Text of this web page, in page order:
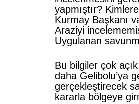
yapmıştır?
Kurmay Başkanı
Araziyi
Uygulanan
Bu bilgiler çok
daha Gelibolu’ya
gerçekleştirecek
kararla bölgeye